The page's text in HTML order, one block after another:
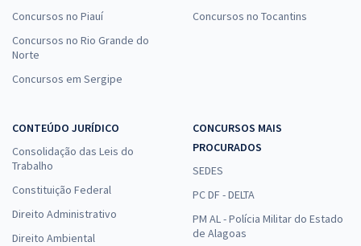
Concursos no Piauí
Concursos no Rio Grande do
Norte
Concursos em Sergipe
Concursos no Tocantins
CONTEÚDO JURÍDICO
Consolidação das Leis do
Trabalho
Constituição Federal
Direito Administrativo
Direito Ambiental
CONCURSOS MAIS
PROCURADOS
SEDES
PC DF - DELTA
PM AL - Polícia Militar do Estado
de Alagoas